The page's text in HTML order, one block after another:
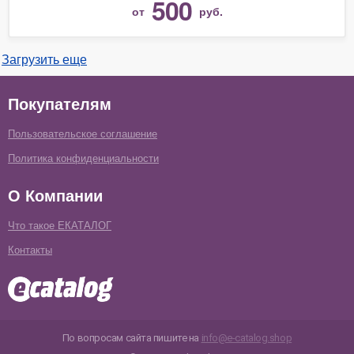
от 500 руб.
Загрузить еще
Покупателям
Пользовательское соглашение
Политика конфиденциальности
О Компании
Что такое ЕКАТАЛОГ
Контакты
По вопросам сайта пишите на info@e-catalog.shop